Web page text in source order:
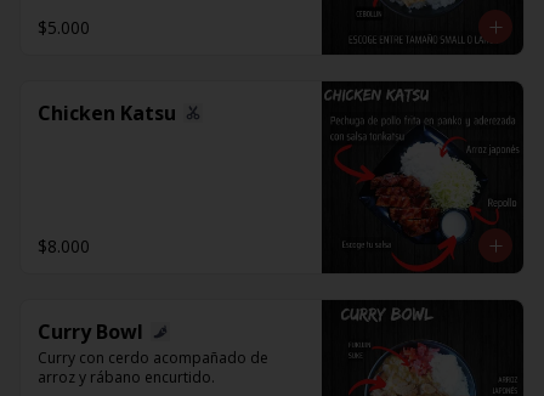
$5.000
Chicken Katsu
$8.000
Curry Bowl
Curry con cerdo acompañado de
arroz y rábano encurtido.